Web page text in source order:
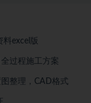
料excel版
过程施工方案
整理，CAD格式